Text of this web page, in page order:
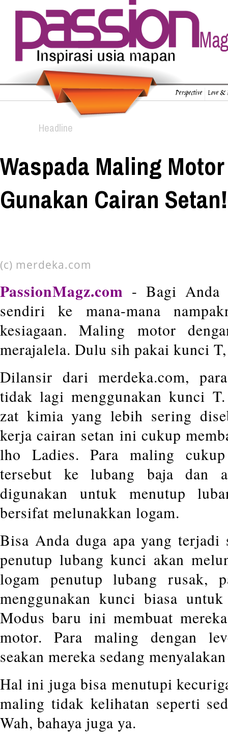
Perspective Love
Headline
Waspada Maling
Gunakan Cairan Setan!
(c) merdeka.com
PassionMagz.com - Bagi Anda
sendiri ke mana-mana
kesiagaan. Maling motor
merajalela. Dulu sih pakai kunci
Dilansir dari merdeka.com,
tidak lagi menggunakan kunci
zat kimia yang lebih sering
kerja cairan setan ini cukup
lho Ladies. Para maling
tersebut ke lubang baja dan
digunakan untuk menutup
bersifat melunakkan logam.
Bisa Anda duga apa yang terjadi
penutup lubang kunci akan
logam penutup lubang rusak,
menggunakan kunci biasa
Modus baru ini membuat
motor. Para maling dengan
seakan mereka sedang
Hal ini juga bisa menutupi
maling tidak kelihatan seperti
Wah, bahaya juga ya.